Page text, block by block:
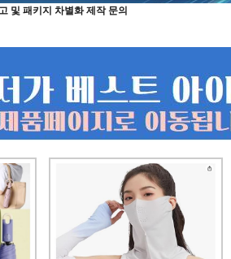
및 패키지 차별화 제작 문의